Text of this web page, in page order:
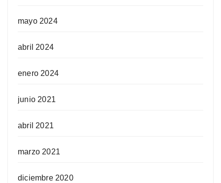
mayo 2024
abril 2024
enero 2024
junio 2021
abril 2021
marzo 2021
diciembre 2020